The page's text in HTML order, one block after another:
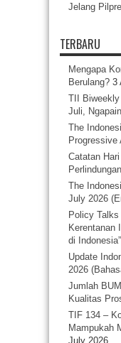
Jelang
TERBARU
Mengapa
Berulang? 3
TII Biweekly
Juli,
The
Progressive
Catatan
The
July 2026
Policy Talks
Kerentanan
di Indonesia”.
Update
2026
Jumlah
Kualitas
TIF 134 –
Mampukah
July 2026